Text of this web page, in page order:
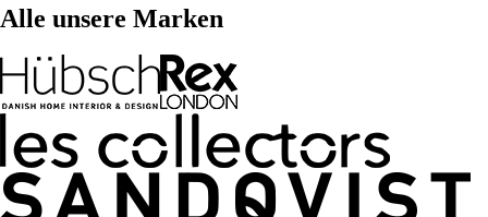
Alle unsere Marken